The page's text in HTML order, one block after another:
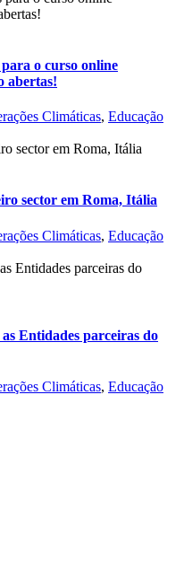
o curso online
abertas!
Climáticas, Educação
sector em Roma, Itália
Climáticas, Educação
Entidades parceiras do
Climáticas, Educação